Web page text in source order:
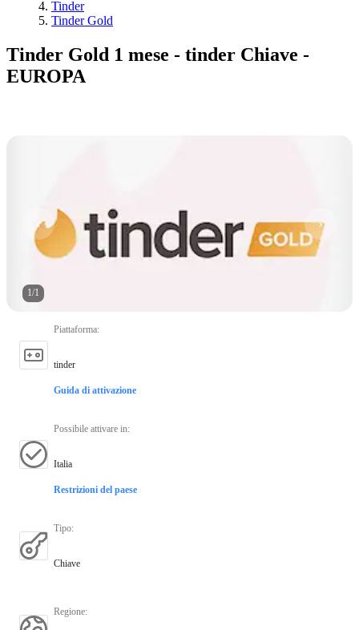
Tinder
Tinder Gold
Tinder Gold 1 mese - tinder Chiave -
EUROPA
1/1
Piattaforma:
tinder
Guida di attivazione
Possibile attivare in:
Italia
Restrizioni del paese
Tipo:
Chiave
Regione: